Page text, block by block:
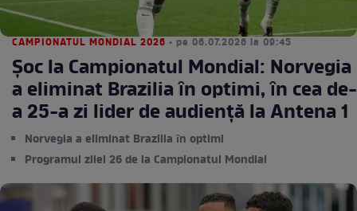
CAMPIONATUL MONDIAL 2026 • pe 06.07.2026 la 09:45
Şoc la Campionatul Mondial: Norvegia
a eliminat Brazilia ȋn optimi, ȋn cea de-
a 25-a zi lider de audienţă la Antena 1
Norvegia a eliminat Brazilia ȋn optimi
Programul zilei 26 de la Campionatul Mondial